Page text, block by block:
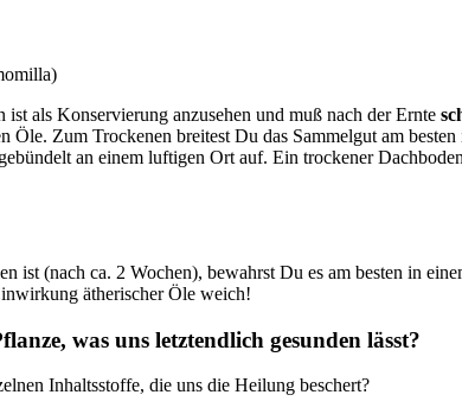
als Konservierung anzusehen und muß nach der Ernte
Öle. Zum Trockenen breitest Du das Sammelgut am
an einem luftigen Ort auf. Ein trockener
ist (nach ca. 2 Wochen), bewahrst Du es am besten in
ätherischer Öle weich!
was uns letztendlich gesunden lässt?
Inhaltsstoffe, die uns die Heilung beschert?